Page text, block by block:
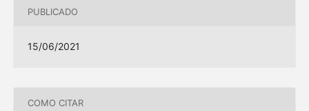
PUBLICADO
15/06/2021
COMO CITAR